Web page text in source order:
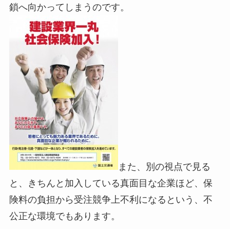
鎖へ向かってしまうのです。
また、別の視点で見る
と、きちんと加入している真面目な企業ほど、保
険料の負担から受注競争上不利になるという、不
公正な環境でもあります。